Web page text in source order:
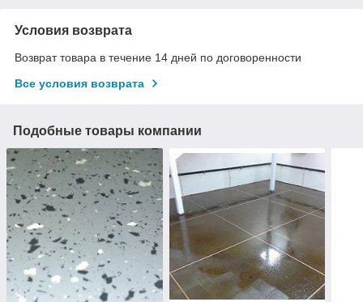
Условия возврата
Возврат товара в течение 14 дней по договоренности
Все условия возврата
Подобные товары компании